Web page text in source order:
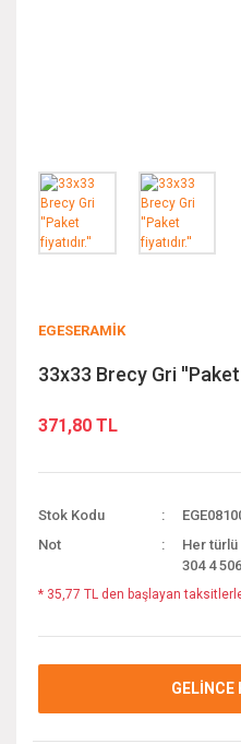
EGESERAMİK
33x33 Brecy Gri ''Paket
371,80 TL
Stok Kodu
Not
Her türlü
304 4 506
* 35,77 TL den başlayan
GELİNCE